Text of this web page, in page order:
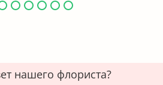
нашего флориста?